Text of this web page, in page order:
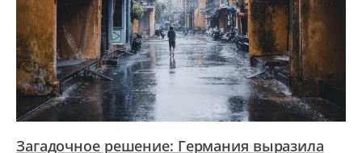
Загадочное решение: Германия выразила